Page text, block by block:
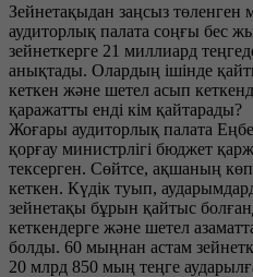
Зейнетақыдан заңсыз
аудиторлық палата соңғы бес
зейнеткерге 21 миллиард
анықтады. Олардың ішінде
кеткен және шетел асып
қаражатты енді кім қайтарады?
Жоғары аудиторлық палата
қорғау министрлігі бюджет
тексерген. Сөйтсе, ақшаның көп
кеткен. Күдік туып,
зейнетақы бұрын қайтыс
кеткендерге және шетел
болды. 60 мыңнан астам
20 млрд 850 мың теңге